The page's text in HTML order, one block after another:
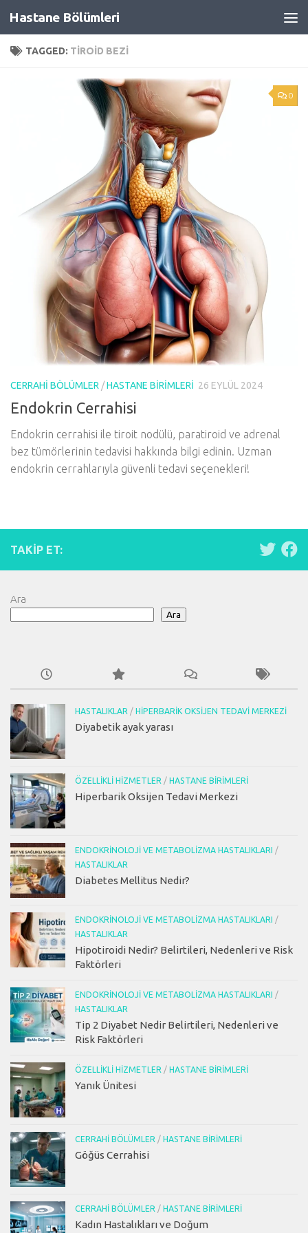
Skip to content
Hastane Bölümleri
TAGGED: TIROID BEZI
0
CERRAHI BÖLÜMLER /HASTANE BIRIMLERI 26 EYLÜL 2024
Endokrin Cerrahisi
Endokrin cerrahisi ile tiroit nodülü, paratiroid ve adrenal
bez tümörlerinin tedavisi hakkında bilgi edinin. Uzman
endokrin cerrahlarıyla güvenli tedavi seçenekleri!
TAKIP ET:
Ara
Ara
HASTALIKLAR / HIPERBARIK OKSIJEN TEDAVI MERKEZI
Diyabetik ayak yarası
ÖZELLIKLI HIZMETLER / HASTANE BIRIMLERI
Hiperbarik Oksijen Tedavi Merkezi
ENDOKRINOLOJI VE METABOLIZMA HASTALIKLARI
/
HASTALIKLAR
Diabetes Mellitus Nedir?
ENDOKRINOLOJI VE METABOLIZMA HASTALIKLARI
/
HASTALIKLAR
Hipotiroidi Nedir? Belirtileri, Nedenleri ve Risk
Faktörleri
ENDOKRINOLOJI VE METABOLIZMA HASTALIKLARI
/
HASTALIKLAR
Tip 2 Diyabet Nedir Belirtileri, Nedenleri ve
Risk Faktörleri
ÖZELLIKLI HIZMETLER / HASTANE BIRIMLERI
Yanık Ünitesi
CERRAHI BÖLÜMLER / HASTANE BIRIMLERI
Göğüs Cerrahisi
CERRAHI BÖLÜMLER / HASTANE BIRIMLERI
Kadın Hastalıkları ve Doğum